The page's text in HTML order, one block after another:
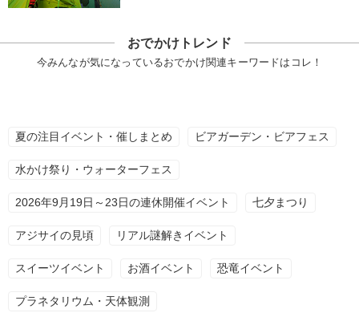
おでかけトレンド
今みんなが気になっているおでかけ関連キーワードはコレ！
夏の注目イベント・催しまとめ ビアガーデン・ビアフェス
水かけ祭り・ウォーターフェス
2026年9月19日～23日の連休開催イベント 七夕まつり
アジサイの見頃 リアル謎解きイベント
スイーツイベント お酒イベント 恐竜イベント
プラネタリウム・天体観測